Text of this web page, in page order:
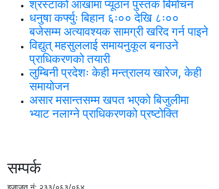
श्रस्टाको आखामा प्यूठान पुस्तक बिमोचन
धनुषा कर्फ्युः बिहान ६ः०० देखि ८ः००
बजेसम्म अत्यावश्यक सामग्री खरिद गर्न पाइने
विद्युत् महसुललाई समायनुकूल बनाउने
प्राधिकरणको तयारी
लुम्बिनी प्रदेशः केही मन्त्रालय खारेज, केही
समायोजन
असार मसान्तसम्म खपत भएको बिजुलीमा
भ्याट नलाग्ने प्राधिकरणको प्रष्टोक्ति
सम्पर्क
इजाजत नं: २३३/०६३/०६४